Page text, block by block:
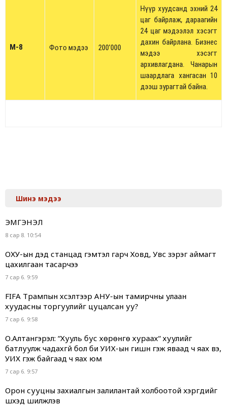
М-8 Фото мэдээ 200’000
Нүүр хуудсанд эхний 24
цаг байрлаж, дараагийн
24 цаг мэдээлэл хэсэгт
дахин байрлана. Бизнес
мэдээ хэсэгт
архивлагдана. Чанарын
шаардлага хангасан 10
дээш зурагтай байна.
Шинэ мэдээ
ЭМГЭНЭЛ
8 сар 8. 10:54
ОХУ-ын дэд станцад гэмтэл гарч Ховд, Увс зэрэг аймагт
цахилгаан тасарчээ
7 сар 6. 9:59
FIFA Трампын хүсэлтээр АНУ-ын тамирчны улаан
хуудасны торгуулийг цуцалсан уу?
7 сар 6. 9:58
О.Алтангэрэл: “Хууль бус хөрөнгө хураах“ хуулийг
батлуулж чадахгүй бол би УИХ-ын гишүүн гэж яваад ч яах вэ,
УИХ гэж байгаад ч яах юм
7 сар 6. 9:57
Орон сууцны захиалгын залилантай холбоотой хэргүүдийг
шүүхэд шилжүүлэв